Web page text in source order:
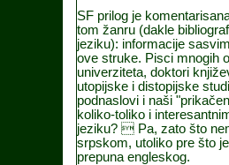
SF prilog je
tom žanru (dakle
jeziku): informacije
ove struke. Pisci mnogih
univerziteta, doktori
utopijske i distopijske
podnaslovi i naši "prikač
koliko-toliko i
jeziku?  Pa, zato što
srpskom, utoliko pre što
prepuna engleskog.